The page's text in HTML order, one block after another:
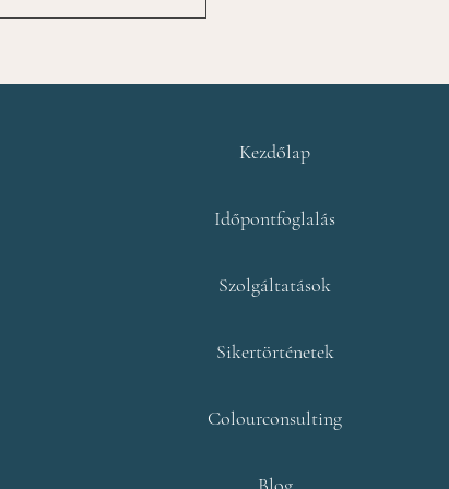
Kezdőlap
Időpontfoglalás
Szolgáltatások
Sikertörténetek
Colourconsulting
Blog